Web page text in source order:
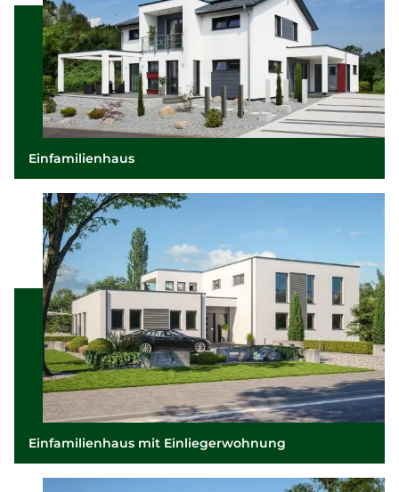
Einfamilienhaus
Einfamilienhaus mit Einliegerwohnung